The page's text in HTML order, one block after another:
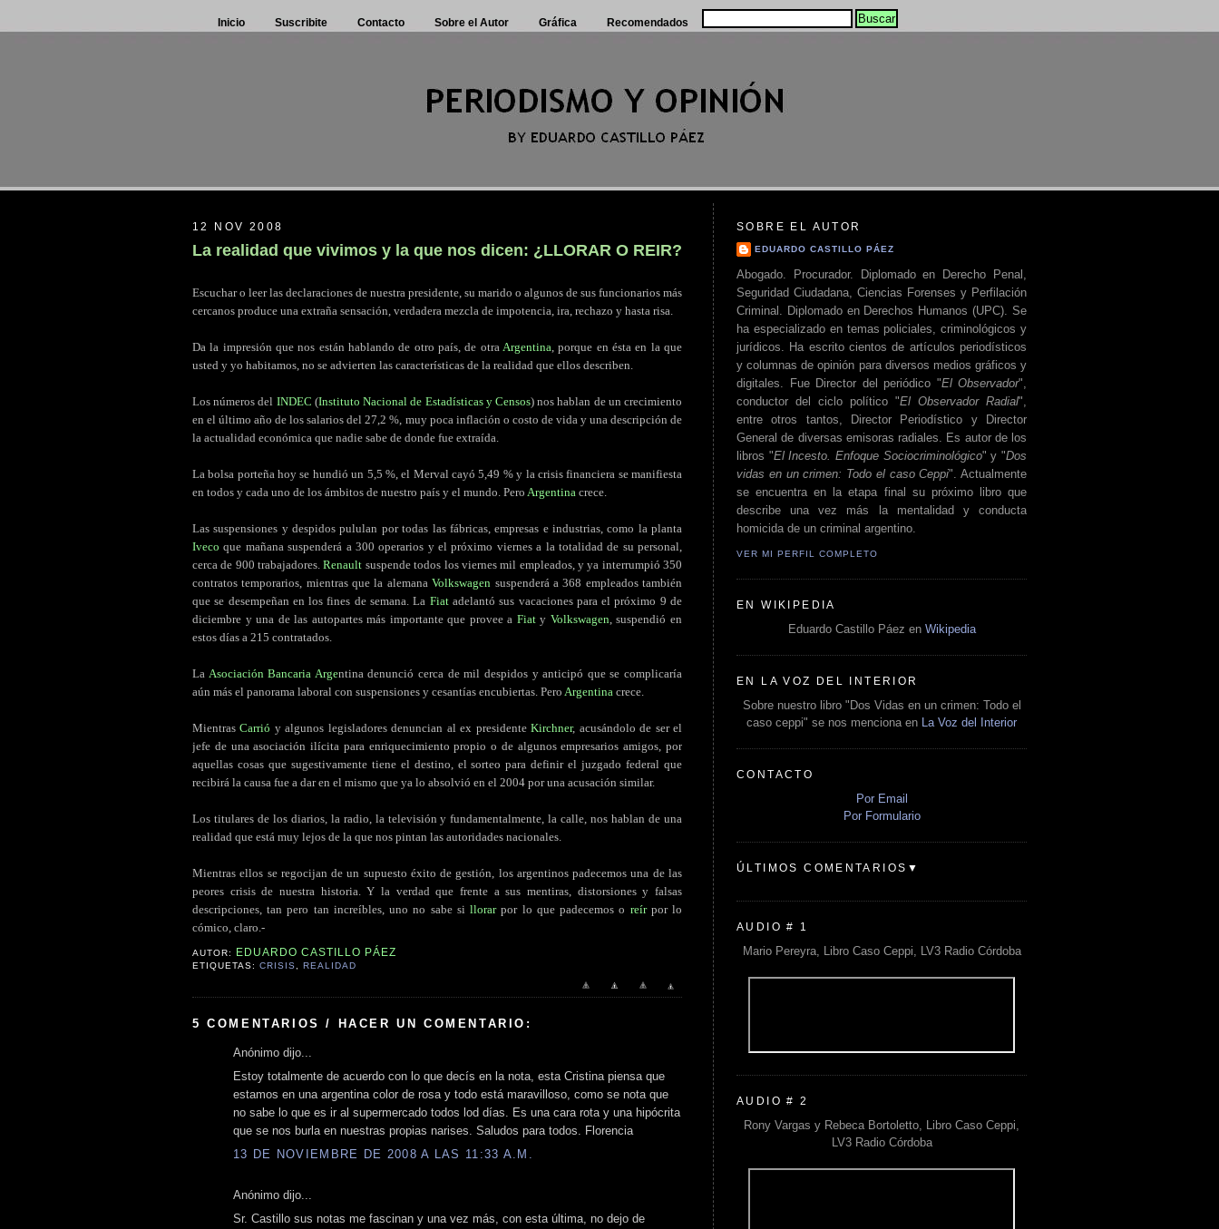
Inicio Suscribite Contacto Sobre el Autor Gráfica Recomendados
12 NOV 2008
La realidad que vivimos y la que nos dicen: ¿LLORAR O REIR?
Escuchar o leer las declaraciones de nuestra presidente, su marido o algunos de sus funcionarios más
cercanos produce una extraña sensación, verdadera mezcla de impotencia, ira, rechazo y hasta risa.
Da la impresión que nos están hablando de otro país, de otra Argentina, porque en ésta en la que
usted y yo habitamos, no se advierten las características de la realidad que ellos describen.
Los números del INDEC (Instituto Nacional de Estadísticas y Censos) nos hablan de un crecimiento
en el último año de los salarios del 27,2 %, muy poca inflación o costo de vida y una descripción de
la actualidad económica que nadie sabe de donde fue extraída.
La bolsa porteña hoy se hundió un 5,5 %, el Merval cayó 5,49 % y la crisis financiera se manifiesta
en todos y cada uno de los ámbitos de nuestro país y el mundo. Pero Argentina crece.
Las suspensiones y despidos pululan por todas las fábricas, empresas e industrias, como la planta
Iveco que mañana suspenderá a 300 operarios y el próximo viernes a la totalidad de su personal,
cerca de 900 trabajadores.Renault suspende todos los viernes mil empleados, y ya interrumpió 350
contratos temporarios, mientras que la alemanaVolkswagen suspenderá a 368 empleados también
que se desempeñan en los fines de semana. La Fiatadelantó sus vacaciones para el próximo 9 de
diciembre y una de las autopartes más importante que provee a Fiaty Volkswagen, suspendió en
estos días a 215 contratados.
La Asociación Bancaria Argentina denunció cerca de mil despidos y anticipó que se complicaría
aún más el panorama laboral con suspensiones y cesantías encubiertas. Pero Argentina crece.
MientrasCarrió y algunos legisladores denuncian al ex presidenteKirchner, acusándolo de ser el
jefe de una asociación ilícita para enriquecimiento propio o de algunos empresarios amigos, por
aquellas cosas que sugestivamente tiene el destino, el sorteo para definir el juzgado federal que
recibirá la causa fue a dar en el mismo que ya lo absolvió en el 2004 por una acusación similar.
Los titulares de los diarios, la radio, la televisión y fundamentalmente, la calle, nos hablan de una
realidad que está muy lejos de la que nos pintan las autoridades nacionales.
Mientras ellos se regocijan de un supuesto éxito de gestión, los argentinos padecemos una de las
peores crisis de nuestra historia. Y la verdad que frente a sus mentiras, distorsiones y falsas
descripciones, tan pero tan increíbles, uno no sabe sillorarpor lo que padecemos o reírpor lo
cómico, claro.-
AUTOR: EDUARDO CASTILLO PÁEZ
ETIQUETAS:CRISIS ,REALIDAD
5 COMENTARIOS / HACER UN COMENTARIO:
Anónimo dijo...
Estoy totalmente de acuerdo con lo que decís en la nota, esta Cristina piensa que
estamos en una argentina color de rosa y todo está maravilloso, como se nota que
no sabe lo que es ir al supermercado todos lod días. Es una cara rota y una hipócrita
que se nos burla en nuestras propias narises. Saludos para todos. Florencia
13 DE NOVIEMBRE DE 2008 A LAS 11:33 A.M.
Anónimo dijo...
Sr. Castillo sus notas me fascinan y una vez más, con esta última, no dejo de
SOBRE EL AUTOR
EDUARDO CASTILLO PÁEZ
Abogado. Procurador. Diplomado en Derecho Penal,
Seguridad Ciudadana, Ciencias Forenses y Perfilación
Criminal. Diplomado en Derechos Humanos (UPC). Se
ha especializado en temas policiales, criminológicos y
jurídicos. Ha escrito cientos de artículos periodísticos
y columnas de opinión para diversos medios gráficos y
digitales. Fue Director del periódico "El Observador",
conductor del ciclo político "El Observador Radial",
entre otros tantos, Director Periodístico y Director
General de diversas emisoras radiales. Es autor de los
libros "El Incesto. Enfoque Sociocriminológico" y "Dos
vidas en un crimen: Todo el caso Ceppi". Actualmente
se encuentra en la etapa final su próximo libro que
describe una vez más la mentalidad y conducta
homicida de un criminal argentino.
VER MI PERFIL COMPLETO
EN WIKIPEDIA
Eduardo Castillo Páez en Wikipedia
EN LA VOZ DEL INTERIOR
Sobre nuestro libro "Dos Vidas en un crimen: Todo el
caso ceppi" se nos menciona en
La Voz del Interior
CONTACTO
Por Email
Por Formulario
ÚLTIMOS COMENTARIOS▼
AUDIO # 1
Mario Pereyra, Libro Caso Ceppi, LV3 Radio Córdoba
AUDIO # 2
Rony Vargas y Rebeca Bortoletto, Libro Caso Ceppi,
LV3 Radio Córdoba